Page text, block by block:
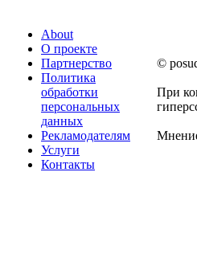
About
О проекте
Партнерство
Политика
обработки
персональных
данных
Рекламодателям
Услуги
Контакты
©
При